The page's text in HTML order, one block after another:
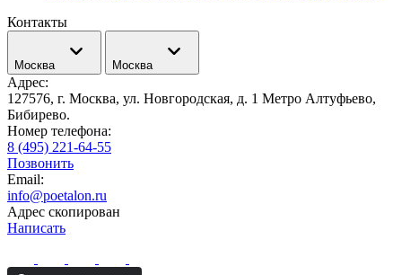
Контакты
Москва Москва
Адрес:
127576, г. Москва, ул. Новгородская, д. 1 Метро Алтуфьево,
Бибирево.
Номер телефона:
8 (495) 221-64-55
Позвонить
Email:
info@poetalon.ru
Адрес скопирован
Написать